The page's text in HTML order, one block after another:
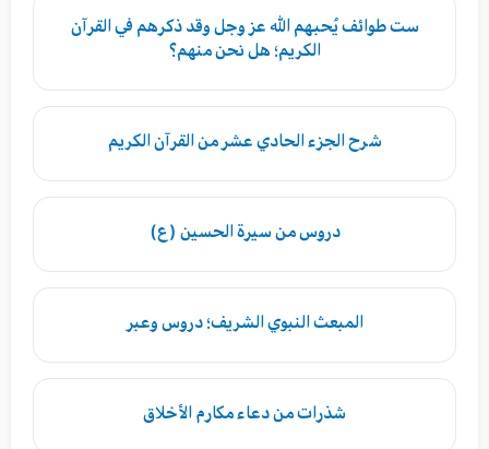
ست طوائف يُحبهم الله عز وجل وقد ذكرهم في القرآن
الكريم؛ هل نحن منهم؟
شرح الجزء الحادي عشر من القرآن الكريم
دروس من سيرة الحسين (ع)
المبعث النبوي الشريف؛ دروس وعبر
شذرات من دعاء مكارم الأخلاق